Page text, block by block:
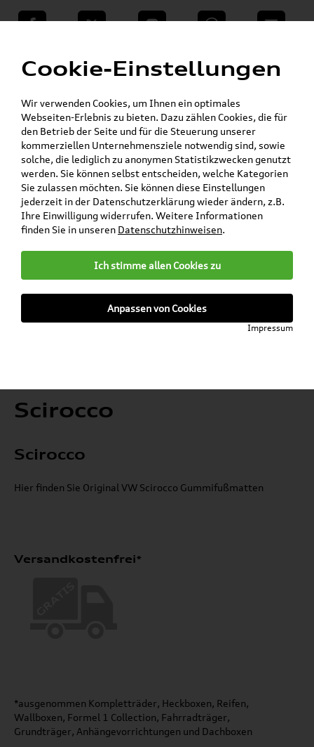
teilen Twitter Instagram WhatsApp E-Mail
Skoda Shop - Skoda Originalteile und Zubehör
» Volkswagen Produkte »
Scirocco
Mein Kundenkonto Warenkorb
Artikel für ihr Modell
Marke wählen
Karosserieform wählen
Scirocco
Scirocco
Hier finden Sie Original VW Scirocco Gummifußmatten
Versandkostenfrei*
*ausgenommen Kompletträder, Heckboxen, Reifen,
Wallboxen, Formel 1 Collection, Fahrradträger,
Grundträger, Anhängevorrichtungen und Dachboxen
Cookie-Einstellungen
Wir verwenden Cookies, um Ihnen ein optimales
Webseiten-Erlebnis zu bieten. Dazu zählen Cookies, die für
den Betrieb der Seite und für die Steuerung unserer
kommerziellen Unternehmensziele notwendig sind, sowie
solche, die lediglich zu anonymen Statistikzwecken genutzt
werden. Sie können selbst entscheiden, welche Kategorien
Sie zulassen möchten. Sie können diese Einstellungen
jederzeit in der Datenschutzerklärung wieder ändern, z.B.
Ihre Einwilligung widerrufen. Weitere Informationen
finden Sie in unseren Datenschutzhinweisen.
Ich stimme allen Cookies zu
Anpassen von Cookies
Impressum